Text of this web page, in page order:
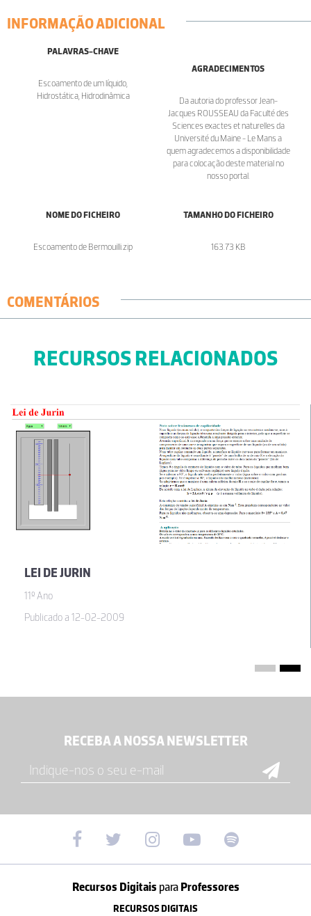
INFORMAÇÃO ADICIONAL
PALAVRAS-CHAVE
Escoamento de um líquido,
Hidrostática, Hidrodinâmica
AGRADECIMENTOS
Da autoria do professor Jean-
Jacques ROUSSEAU da Faculté des
Sciences exactes et naturelles da
Université du Maine - Le Mans a
quem agradecemos a disponibilidade
para colocação deste material no
nosso portal.
NOME DO FICHEIRO
Escoamento de Bermouilli.zip
TAMANHO DO FICHEIRO
163.73 KB
COMENTÁRIOS
RECURSOS RELACIONADOS
LEI DE JURIN
11º Ano
Publicado a 12-02-2009
RECEBA A NOSSA NEWSLETTER
Recursos Digitais paraProfessores
RECURSOS DIGITAIS